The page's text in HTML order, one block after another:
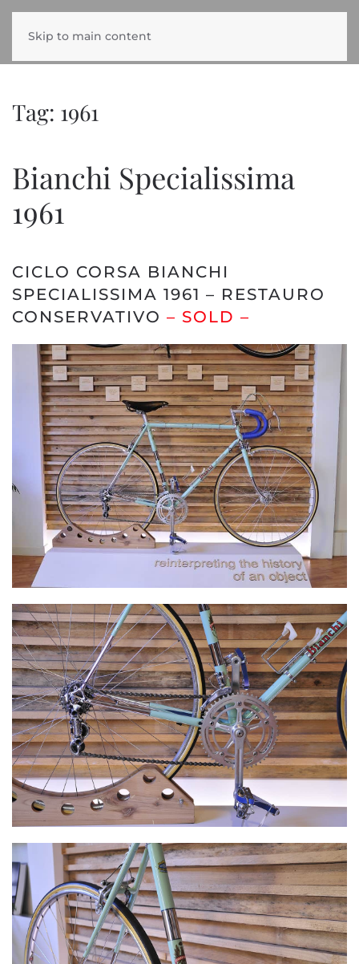
Skip to main content
Tag: 1961
Bianchi Specialissima
1961
CICLO CORSA BIANCHI
SPECIALISSIMA 1961 – RESTAURO
CONSERVATIVO – SOLD –